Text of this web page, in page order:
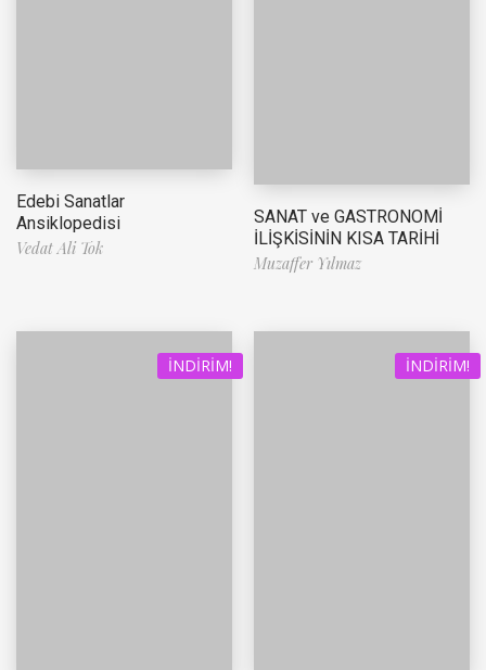
Edebi Sanatlar
Ansiklopedisi
Vedat Ali Tok
SANAT ve GASTRONOMİ
İLİŞKİSİNİN KISA TARİHİ
Muzaffer Yılmaz
İNDIRIM! İNDIRIM!